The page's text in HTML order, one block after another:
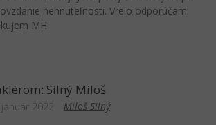
nehnuteľnosti. Vrelo odporúčam.
MH
Silný Miloš
Miloš Silný
január 2022